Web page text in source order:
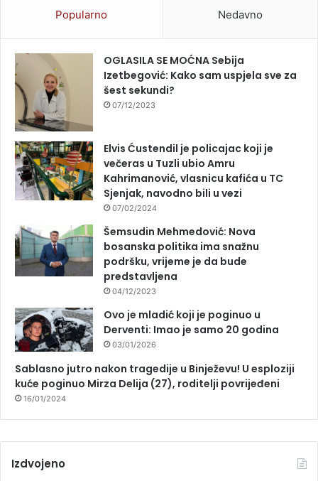
Popularno Nedavno
OGLASILA SE MOĆNA Sebija
Izetbegović: Kako sam uspjela sve za
šest sekundi?
07/12/2023
Elvis Ćustendil je policajac koji je
večeras u Tuzli ubio Amru
Kahrimanović, vlasnicu kafića u TC
Sjenjak, navodno bili u vezi
07/02/2024
Šemsudin Mehmedović: Nova
bosanska politika ima snažnu
podršku, vrijeme je da bude
predstavljena
04/12/2023
Ovo je mladić koji je poginuo u
Derventi: Imao je samo 20 godina
03/01/2026
Sablasno jutro nakon tragedije u Binježevu! U esploziji
kuće poginuo Mirza Delija (27), roditelji povrijeđeni
16/01/2024
Izdvojeno